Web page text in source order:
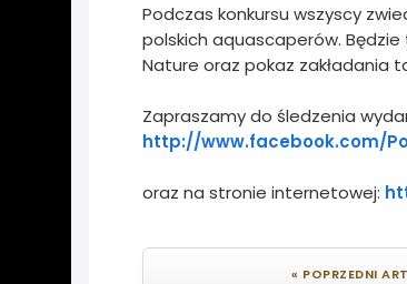
Podczas konkursu wszyscy
polskich aquascaperów.
Nature oraz pokaz zakładania
Zapraszamy do śledzenia
http://www.facebook.com/
oraz na stronie internetowej:
« POPRZEDNI